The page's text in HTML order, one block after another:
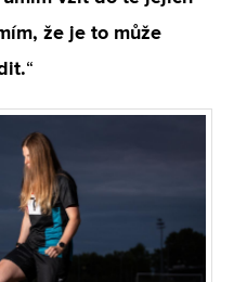
že je to může
“